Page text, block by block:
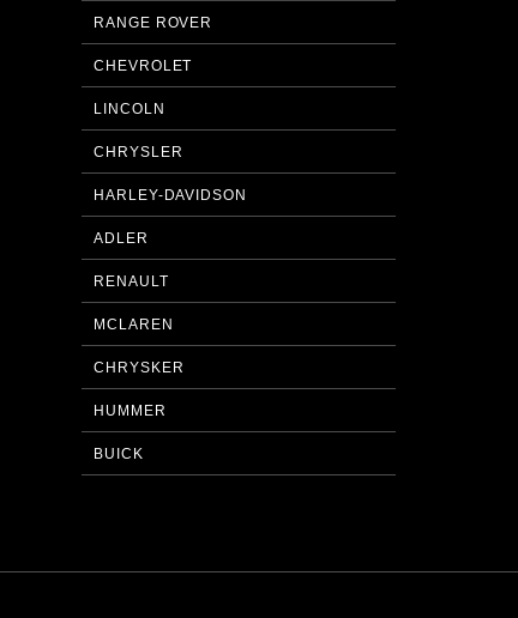
RANGE ROVER
CHEVROLET
LINCOLN
CHRYSLER
HARLEY-DAVIDSON
ADLER
RENAULT
MCLAREN
CHRYSKER
HUMMER
BUICK